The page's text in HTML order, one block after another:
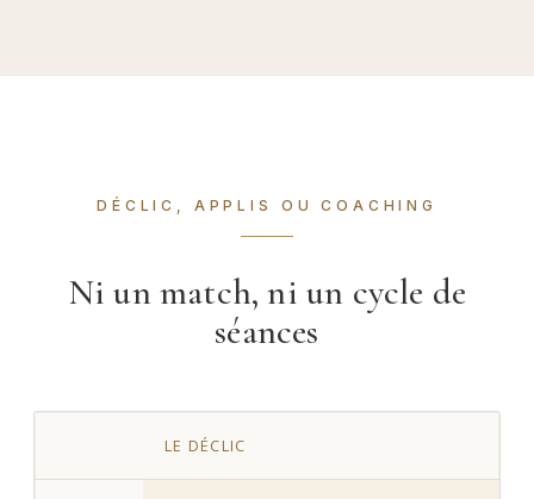
DÉCLIC, APPLIS OU COACHING
Ni un match, ni un cycle de
séances
LE DÉCLIC